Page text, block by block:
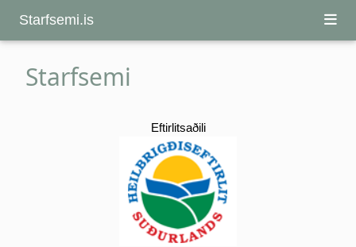
Starfsemi.is
Starfsemi
Eftirlitsaðili